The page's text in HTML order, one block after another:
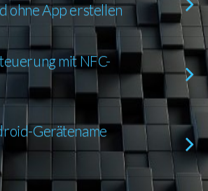
ohne App erstellen
mit NFC-
Gerätename